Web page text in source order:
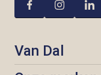
Van Dal